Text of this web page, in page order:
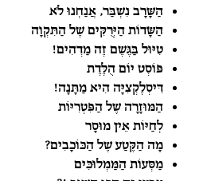
הַשָּׁרָב נִשְׁבַּר, אֲנַחְנוּ לֹא
הַשָּׂדוֹת הַיְּרֻקִּים שֶׁל הַתִּקְוָה
טִיּוּל בַּגֶּשֶׁם זֶה מַדְהִים!
פּוֹסְט יוֹם הֻלֶּדֶת
דִּיסְלֶקְצִיָּה הִיא מַתָּנָה!
הַמּוּזָרָה שֶׁל הַפִּטְרִיּוֹת
לְחַיּוֹת אֵין מוּסָר
מָה הַקֶּטַע שֶׁל הַכּוֹכָבִים?
מַסְּעוֹת הַמַּמְלוּכִּים